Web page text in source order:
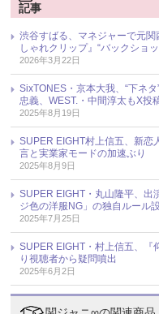
記事
渋谷すばる、マネジャーで元
しゃれクリップ』“バックショ
2026年3月22日
SixTONES・京本大我、“下ネ
忠義、WEST.・中間淳太もX投
2025年8月19日
SUPER EIGHT村上信五、新恋
言と実業家モードの加速ぶり
2025年8月9日
SUPER EIGHT・丸山隆平、出
ジ色の洋服NG」の独自ルール
2025年7月25日
SUPER EIGHT・村上信五、
り視聴者から疑問噴出
2025年6月2日